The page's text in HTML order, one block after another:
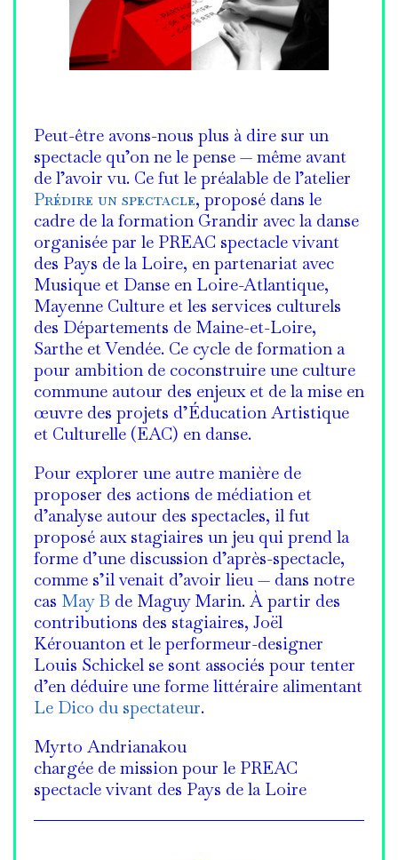
Peut-être avons-nous plus à dire sur un
spectacle qu’on ne le pense — même avant
de l’avoir vu. Ce fut le préalable de l’atelier
Prédire un spectacle, proposé dans le
cadre de la formation Grandir avec la danse
organisée par le PREAC spectacle vivant
des Pays de la Loire, en partenariat avec
Musique et Danse en Loire-Atlantique,
Mayenne Culture et les services culturels
des Départements de Maine-et-Loire,
Sarthe et Vendée. Ce cycle de formation a
pour ambition de coconstruire une culture
commune autour des enjeux et de la mise en
œuvre des projets d’Éducation Artistique
et Culturelle (EAC) en danse.
Pour explorer une autre manière de
proposer des actions de médiation et
d’analyse autour des spectacles, il fut
proposé aux stagiaires un jeu qui prend la
forme d’une discussion d’après-spectacle,
comme s’il venait d’avoir lieu — dans notre
cas May B de Maguy Marin. À partir des
contributions des stagiaires, Joël
Kérouanton et le performeur-designer
Louis Schickel se sont associés pour tenter
d’en déduire une forme littéraire alimentant
Le Dico du spectateur.
Myrto Andrianakou
chargée de mission pour le PREAC
spectacle vivant des Pays de la Loire